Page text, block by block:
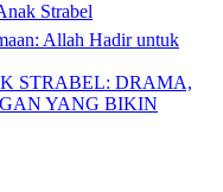
Strabel
Allah Hadir untuk
STRABEL: DRAMA,
YANG BIKIN